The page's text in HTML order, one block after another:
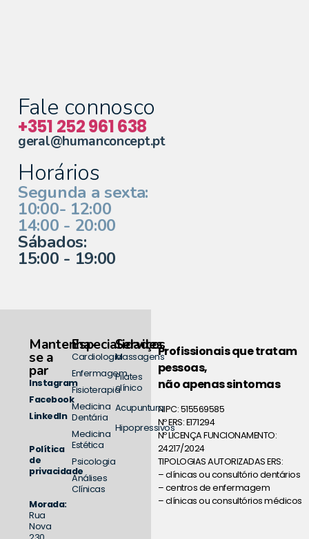
Fale connosco
+351 252 961 638
geral@humanconcept.pt
Horários
Segunda a sexta:
10:00- 12:00
14:00 - 20:00
Sábados:
15:00 - 19:00
Profissionais que tratam
pessoas,
não apenas sintomas
NIPC: 515569585
Nº ERS: E171294
Nº LICENÇA FUNCIONAMENTO:
24217/2024
TIPOLOGIAS AUTORIZADAS ERS:
– clínicas ou consultório dentários
– centros de enfermagem
– clínicas ou consultórios médicos
Mantenha-
se a
par
Instagram
Facebook
LinkedIn
Política
de
privacidade
Morada:
Rua
Nova
Especialidades
Cardiologia
Enfermagem
Fisioterapia
Medicina
Dentária
Medicina
Estética
Psicologia
Análises
Clínicas
Serviços
Massagens
Pilates
clínico
Acupuntura
Hipopressivos